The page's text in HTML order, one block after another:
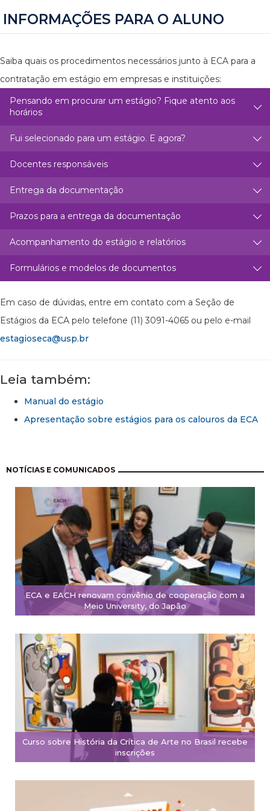
INFORMAÇÕES PARA O ALUNO
Saiba quais os procedimentos necessários junto à ECA para a
contratação em estágio em empresas e instituições:
Pensando em procurar um estágio? Fique atento aos
horários
Fui selecionado para um estágio. E agora?
Docentes responsáveis
Entrega da documentação
Prazos para a entrega da documentação
Acompanhamento do estágio e relatórios
Formulários e modelos de documentos
Em caso de dúvidas, entre em contato com a Seção de
Estágios da ECA pelo telefone (11) 3091-4065 ou pelo e-mail
estagioseca@usp.br
Leia também:
Manual do estágio
Apresentação sobre estágios para os calouros da ECA
NOTÍCIAS E COMUNICADOS
ECA e EACH renovam convênio de cooperação com a
Meio University, do Japão
Curso sobre História da Crítica de Arte no Brasil recebe
inscrições
Paginação